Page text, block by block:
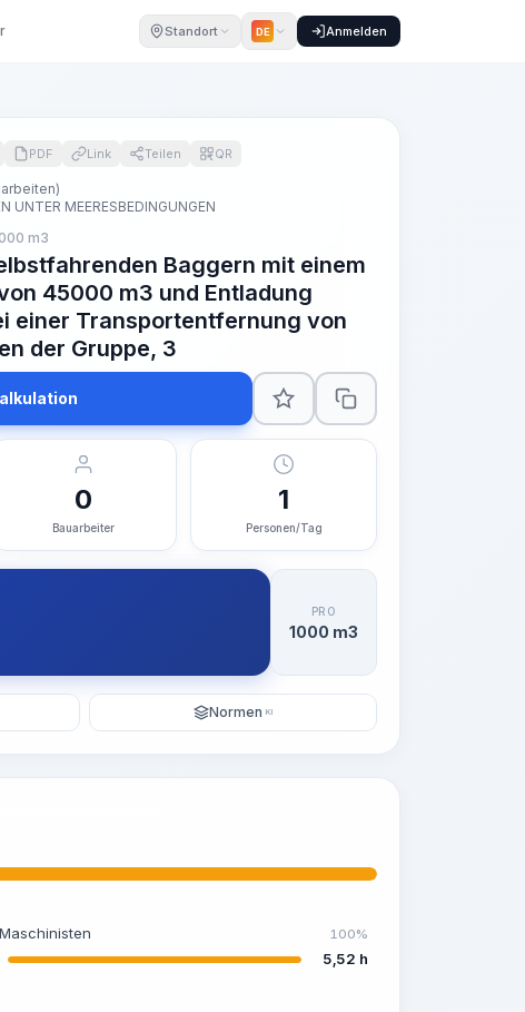
Standort DE Anmelden
PDF Link Teilen QR
UNTER MEERESBEDINGUNGEN
m3
Baggern mit einem
45000 m3 und Entladung
einer Transportentfernung von
der Gruppe, 3
0
Bauarbeiter
1
Personen/Tag
PRO
1000 m3
Normen KI
Maschinisten 100%
5,52 h